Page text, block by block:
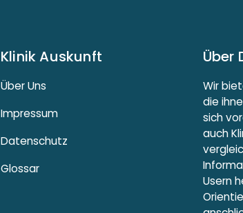
Klinik Auskunft
Über Uns
Impressum
Datenschutz
Glossar
Über
Wir
die
sich
auch
Usern